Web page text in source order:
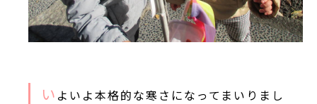
い よいよ本格的な寒さになってまいりまし